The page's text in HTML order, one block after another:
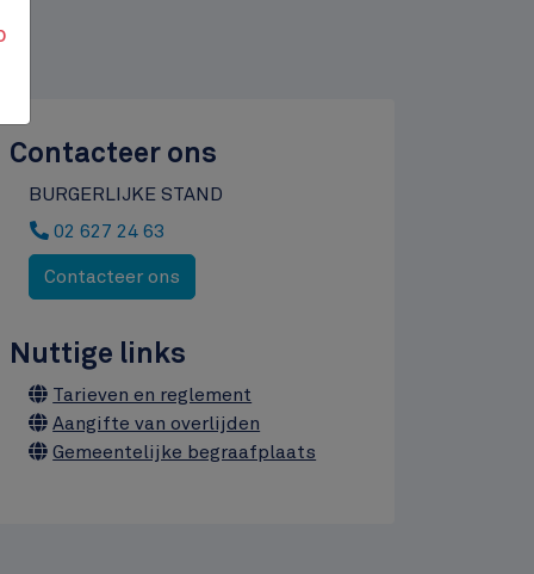
Contacteer ons
BURGERLIJKE STAND
02 627 24 63
Contacteer ons
Horaire
Nuttige links
LiensTarieven en reglement
Aangifte van overlijden
Gemeentelijke begraafplaats